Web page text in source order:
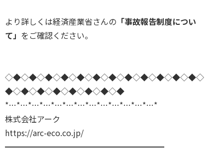
より詳しくは経済産業省さんの 「事故報告制度につい
て」 をご確認ください。
◇◆◇◆◇◆◇◆◇◆◇◆◇◆◇◆◇◆◇◆◇◆◇◆◇
◆◇◆◇◆◇◆◇◆◇◆◇◆◇◆
*…*…*…*…*…*…*…*…*…*…*…*…*…*
株式会社アーク
https://arc-eco.co.jp/
━━━━━━━━━━━━━━━━━━━━